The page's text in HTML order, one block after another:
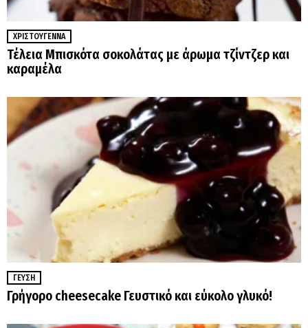
ΧΡΙΣΤΟΎΓΕΝΝΑ
Τέλεια Μπισκότα σοκολάτας με άρωμα τζίντζερ και
καραμέλα
ΓΕΎΣΗ
Γρήγορο cheesecake Γευστικό και εύκολο γλυκό!